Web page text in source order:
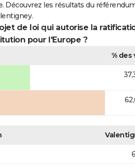
Découvrez les résultats du
de loi qui autorise la
pour l'Europe ?
% des